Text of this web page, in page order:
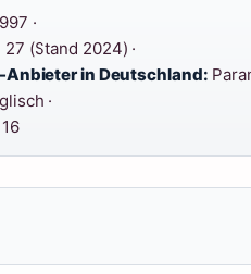
·
27 (Stand 2024) ·
in Deutschland:
·